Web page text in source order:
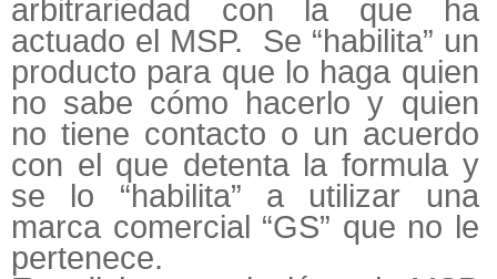
arbitrariedad con la que ha
actuado el MSP. Se “habilita” un
producto para que lo haga quien
no sabe cómo hacerlo y quien
no tiene contacto o un acuerdo
con el que detenta la formula y
se lo “habilita” a utilizar una
marca comercial “GS” que no le
pertenece.